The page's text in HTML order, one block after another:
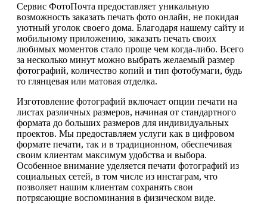
Сервис ФотоПочта предоставляет уникальную
возможность заказать печать фото онлайн, не покидая
уютный уголок своего дома. Благодаря нашему сайту и
мобильному приложению, заказать печать своих
любимых моментов стало проще чем когда-либо. Всего
за несколько минут можно выбрать желаемый размер
фотографий, количество копий и тип фотобумаги, будь
то глянцевая или матовая отделка.
Изготовление фотографий включает опции печати на
листах различных размеров, начиная от стандартного
формата до больших размеров для индивидуальных
проектов. Мы предоставляем услуги как в цифровом
формате печати, так и в традиционном, обеспечивая
своим клиентам максимум удобства и выбора.
Особенное внимание уделяется печати фотографий из
социальных сетей, в том числе из инстаграм, что
позволяет нашим клиентам сохранять свои
потрясающие воспоминания в физическом виде.